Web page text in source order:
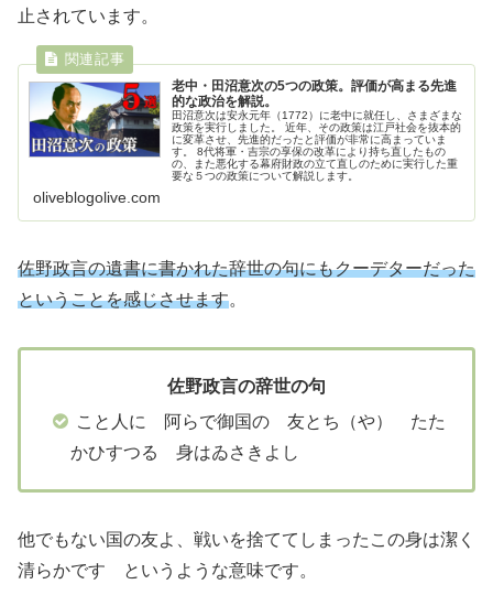
止されています。
老中・田沼意次の5つの政策。評価が高まる先進
的な政治を解説。
田沼意次は安永元年（1772）に老中に就任し、さまざまな
政策を実行しました。 近年、その政策は江戸社会を抜本的
に変革させ、先進的だったと評価が非常に高まっていま
す。 8代将軍・吉宗の享保の改革により持ち直したもの
の、また悪化する幕府財政の立て直しのために実行した重
要な５つの政策について解説します。
oliveblogolive.com
佐野政言の遺書に書かれた辞世の句にもクーデターだった
ということを感じさせます。
佐野政言の辞世の句
こと人に 阿らで御国の 友とち（や） たた
かひすつる 身はゐさきよし
他でもない国の友よ、戦いを捨ててしまったこの身は潔く
清らかです というような意味です。